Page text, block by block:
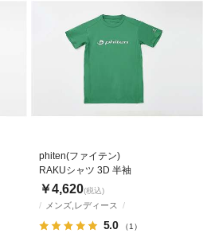
メンズ,レディース
5.0 （1）
phiten(ファイテン)
RAKUシャツ 3D 半袖
￥4,620(税込)